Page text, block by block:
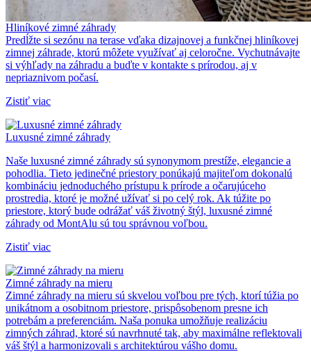
Hliníkové zimné záhrady
Predĺžte si sezónu na terase vďaka dizajnovej a funkčnej hliníkovej
zimnej záhrade, ktorú môžete využívať aj celoročne. Vychutnávajte
si výhľady na záhradu a buďte v kontakte s prírodou, aj v
nepriaznivom počasí.
Zistiť viac
Luxusné zimné záhrady
Naše luxusné zimné záhrady sú synonymom prestíže, elegancie a
pohodlia. Tieto jedinečné priestory ponúkajú majiteľom dokonalú
kombináciu jednoduchého prístupu k prírode a očarujúceho
prostredia, ktoré je možné užívať si po celý rok. Ak túžite po
priestore, ktorý bude odrážať váš životný štýl, luxusné zimné
záhrady od MontAlu sú tou správnou voľbou.
Zistiť viac
Zimné záhrady na mieru
Zimné záhrady na mieru sú skvelou voľbou pre tých, ktorí túžia po
unikátnom a osobitnom priestore, prispôsobenom presne ich
potrebám a preferenciám. Naša ponuka umožňuje realizáciu
zimných záhrad, ktoré sú navrhnuté tak, aby maximálne reflektovali
váš štýl a harmonizovali s architektúrou vášho domu.